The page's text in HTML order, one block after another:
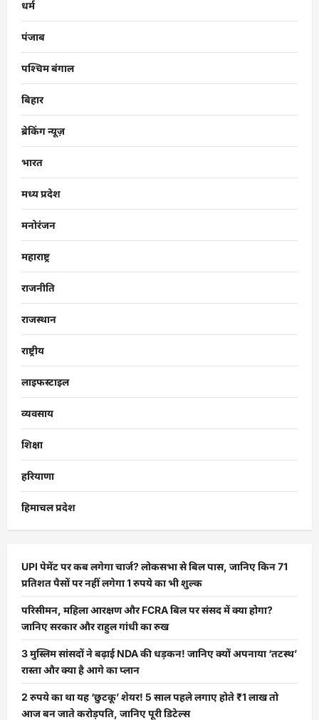
धर्म
पंजाब
पश्चिम बंगाल
बिहार
ब्रेकिंग न्यूज़
भारत
मध्य प्रदेश
मनोरंजन
महाराष्ट्र
राजनीति
राजस्थान
राष्ट्रीय
लाइफस्टाइल
व्यवसाय
शिक्षा
हरियाणा
हिमाचल प्रदेश
UPI पेमेंट पर कब लगेगा चार्ज? लोकसभा से बिल पास, जानिए किन 71
प्रतिशत पैसों पर नहीं लगेगा 1 रुपये का भी शुल्क
परिसीमन, महिला आरक्षण और FCRA बिल पर संसद में क्या होगा?
जानिए सरकार और राहुल गांधी का रुख
3 मुस्लिम सांसदों ने बढ़ाई NDA की धड़कन! जानिए क्यों अपनाया ‘तटस्थ’
रास्ता और क्या है आगे का प्लान
2 रुपये का था यह ‘छुटकू’ शेयर! 5 साल पहले लगाए होते ₹1 लाख तो
आज बन जाते करोड़पति, जानिए पूरी डिटेल्स